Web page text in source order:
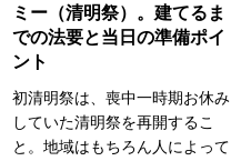
ミー（清明祭）。建てるま
での法要と当日の準備ポイ
ント
初清明祭は、喪中一時期お休み
していた清明祭を再開するこ
と。地域はもちろん人によって